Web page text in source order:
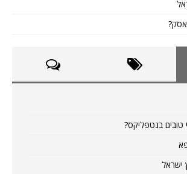
בנטפליקס?
ישראל